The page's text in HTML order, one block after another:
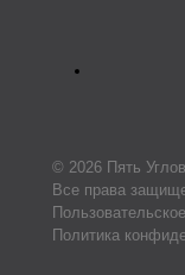
© 2026 Пять
Все права
Политика